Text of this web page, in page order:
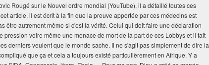
Rougé sur le Nouvel ordre mondial (YouTube), il a détaillé toutes ces
article, il est écrit à la fin que la preuve apportée par ces médecins est
être autrement même si c'est la vérité. Celui qui doit faire une déclaration
pression voire même une menace de mort de la part de ces Lobbys et il fait
derniers veulent que le monde sache. Il ne s'agit pas simplement de dire la
que ça et cela a toujours existé particulièrement en Afrique. Y a